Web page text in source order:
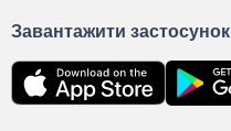
Завантажити застосунок